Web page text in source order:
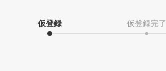
仮登録 仮登録完了